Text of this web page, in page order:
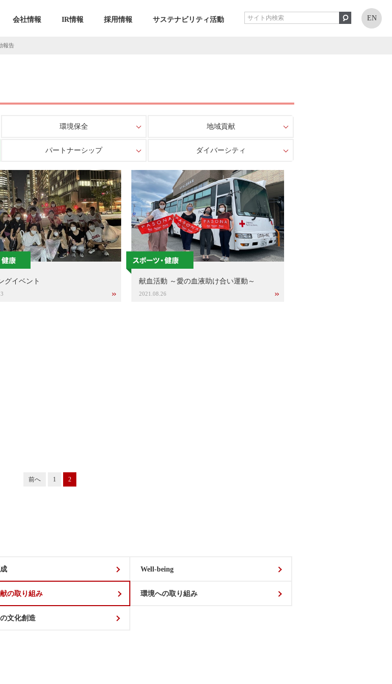
会社情報 IR情報 採用情報 サステナビリティ活動 EN
報告
環境保全 地域貢献
パートナーシップ ダイバーシティ
グイベント 献血活動 ～愛の血液助け合い運動～
2021.08.26
前へ 1 2
Well-being
の取り組み 環境への取り組み
文化創造